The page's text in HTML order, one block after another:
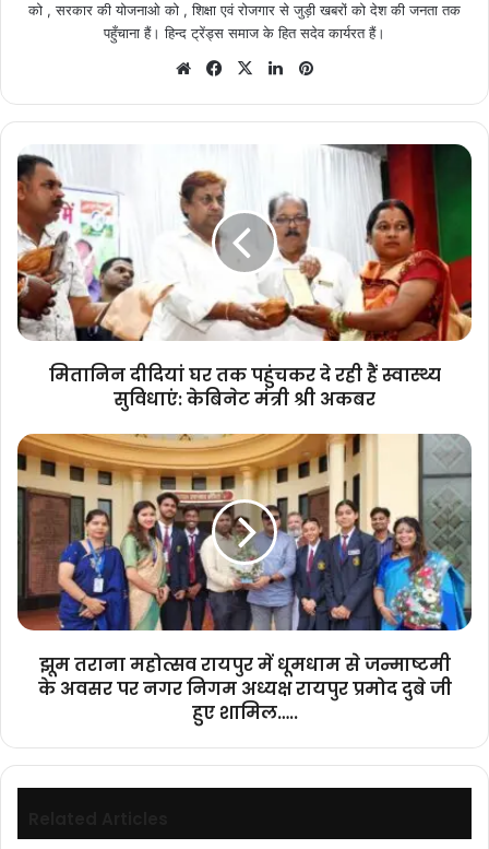
को , सरकार की योजनाओ को , शिक्षा एवं रोजगार से जुड़ी खबरों को देश की जनता तक
पहुँचाना हैं। हिन्द ट्रेंड्स समाज के हित सदेव कार्यरत हैं।
WebsiteFacebook
X LinkedIn
मितानिन
दीदियां
घर
तक
पहुंचकर
दे
रही
हैं
स्वास्थ्य
सुविधाएं:
केबिनेट
अकबर
मितानिन दीदियां घर तक पहुंचकर दे रही हैं स्वास्थ्य
सुविधाएं: केबिनेट मंत्री श्री अकबर
झूम
तराना
महोत्सव
रायपुर
में
धूमधाम
जन्माष्टमी
के
रायपुर
प्रमोद
झूम तराना महोत्सव रायपुर में धूमधाम से जन्माष्टमी
के अवसर पर नगर निगम अध्यक्ष रायपुर प्रमोद दुबे जी
हुए शामिल…..